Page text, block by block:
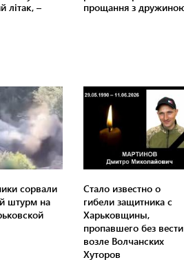
сорвали
штурм на
Стало известно о
гибели защитника с
Харьковщины,
пропавшего без вести
возле Волчанских
Хуторов